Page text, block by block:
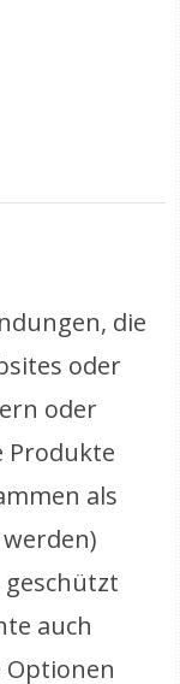
die
oder
oder
Produkte
als
auch
Optionen